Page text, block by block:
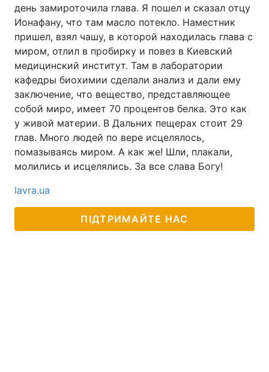
день замироточила глава. Я пошел и сказал отцу
Ионафану, что там масло потекло. Наместник
пришел, взял чашу, в которой находилась глава с
миром, отлил в пробирку и повез в Киевский
медицинский институт. Там в лаборатории
кафедры биохимии сделали анализ и дали ему
заключение, что вещество, представляющее
собой миро, имеет 70 процентов белка. Это как
у живой материи. В Дальних пещерах стоит 29
глав. Много людей по вере исцелялось,
помазываясь миром. А как же! Шли, плакали,
молились и исцелялись. За все слава Богу!
lavra.ua
ПІДТРИМАЙТЕ НАС